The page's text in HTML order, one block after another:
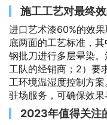
施工工艺对最终
进口艺术漆60%的效
底两面的工艺标准，
钢批刀进行多层晕染
工队的经销商；2）要
工环境温湿度控制方
驻场服务，可确保效果
2023年值得关注